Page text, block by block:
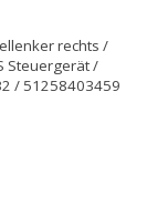
rechts /
Steuergerät /
/ 51258403459